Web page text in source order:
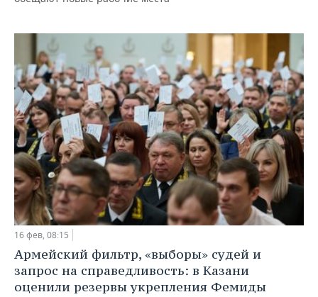
16 фев, 08:15
Армейский фильтр, «выборы» судей и
запрос на справедливость: в Казани
оценили резервы укрепления Фемиды